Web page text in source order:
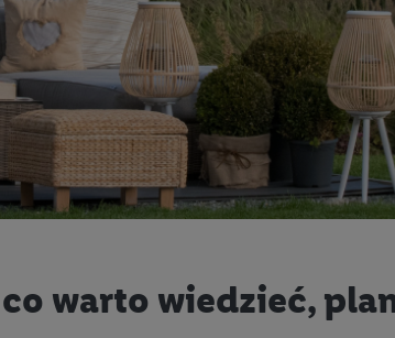
warto wiedzieć,